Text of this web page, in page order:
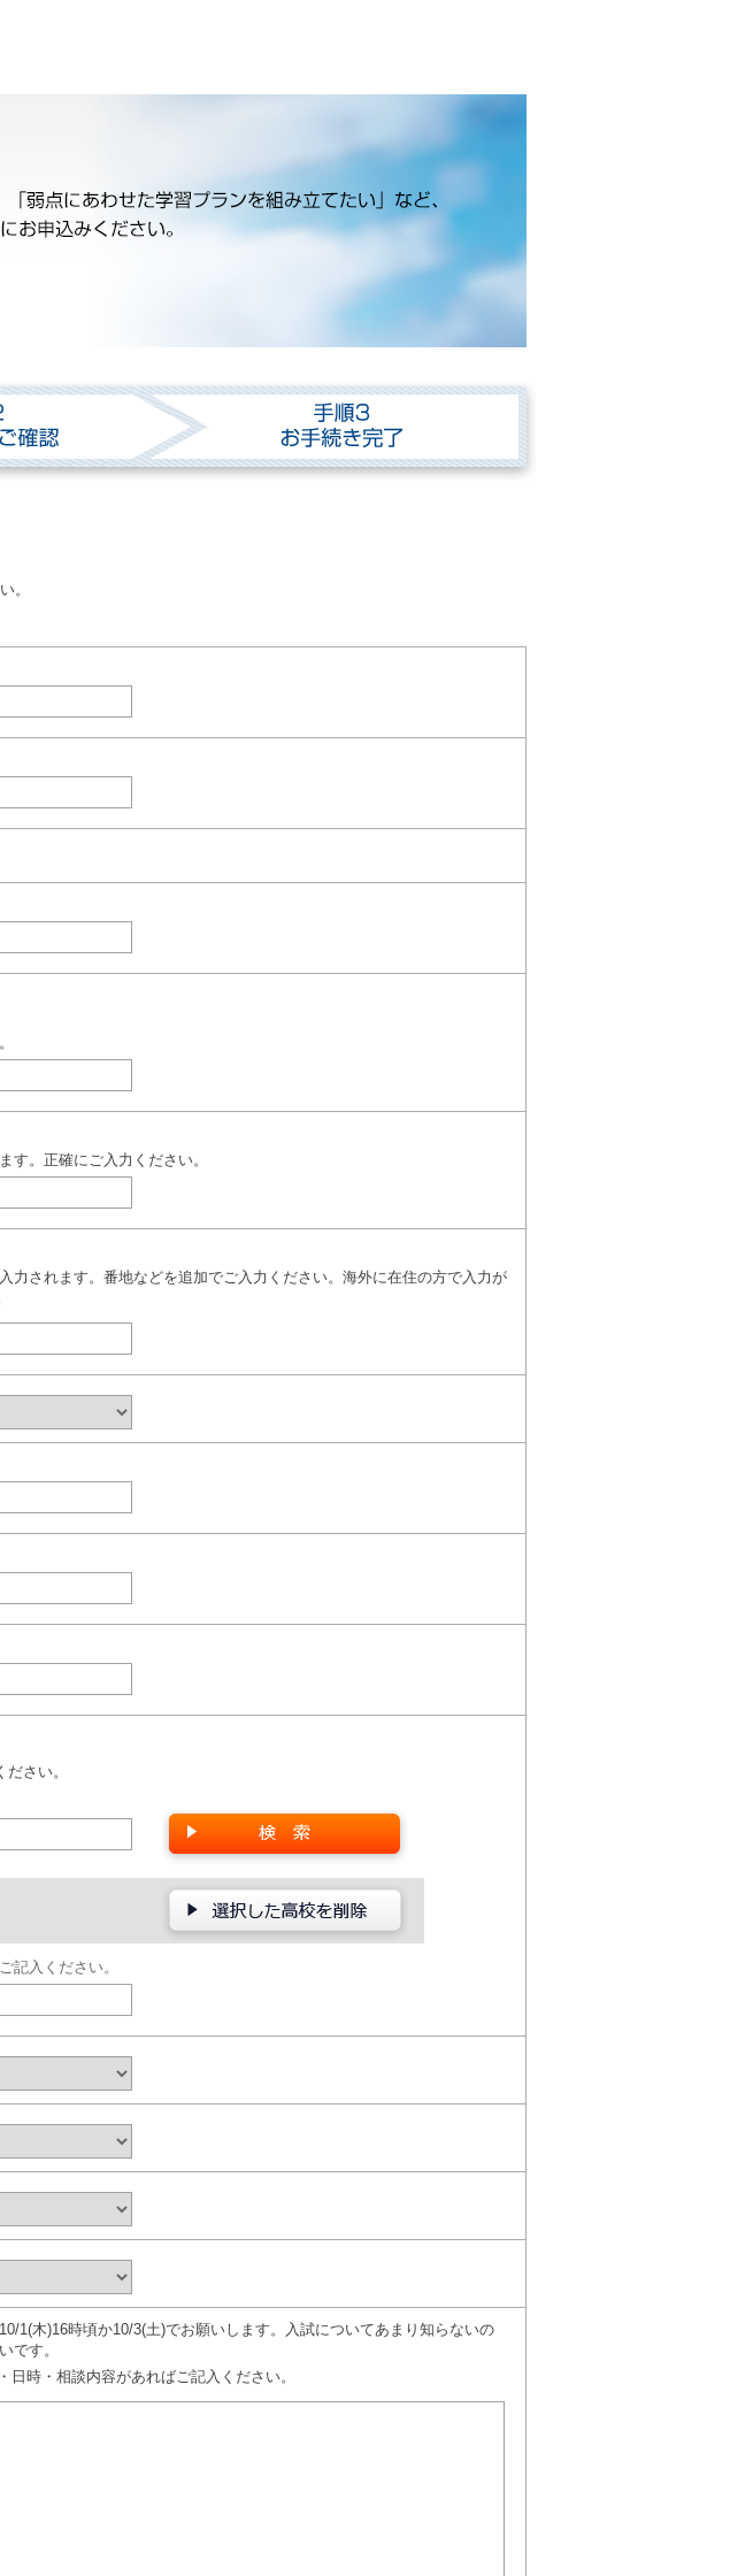
。
す。正確にご入力ください。
力されます。番地などを追加でご入力ください。海外に在住の方で入力が
さい。
記入ください。
1(木)16時頃か10/3(土)でお願いします。入試についてあまり知らないの
です。
時・相談内容があればご記入ください。